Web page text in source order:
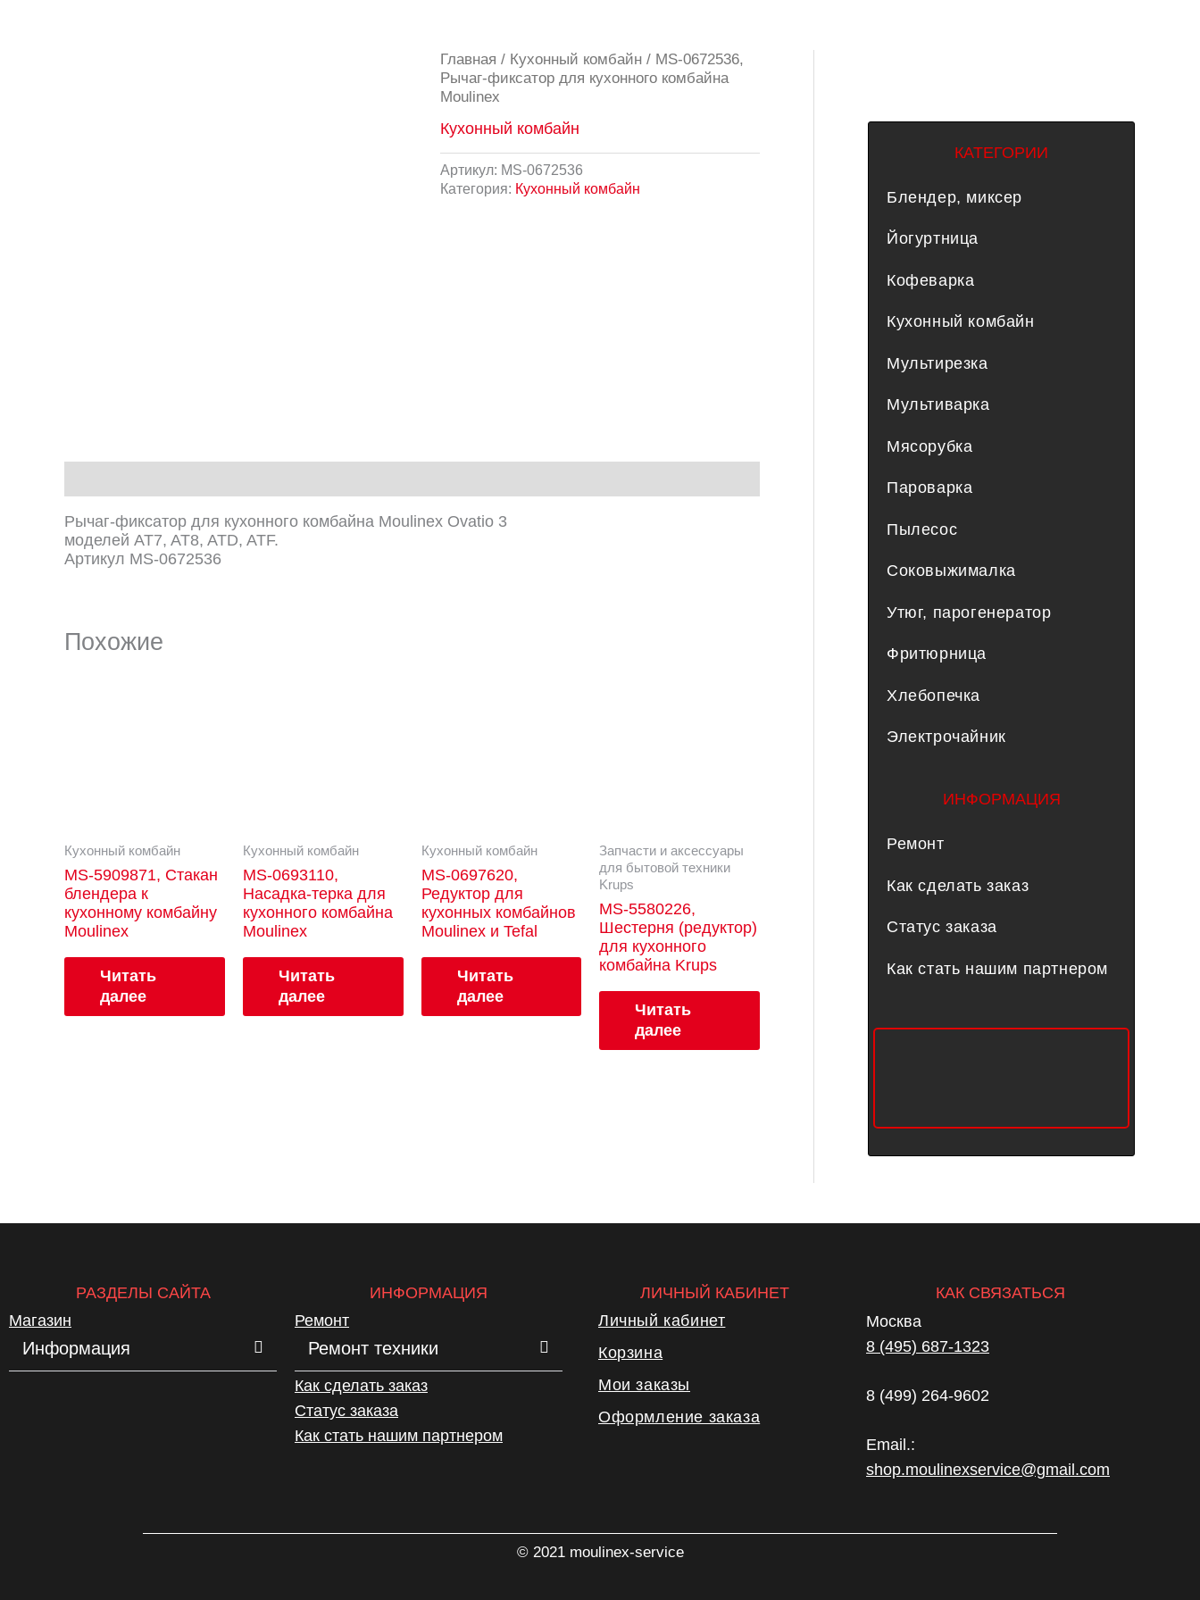
Главная / Кухонный комбайн/ MS-0672536,
Рычаг-фиксатор для кухонного комбайна
Moulinex
Кухонный комбайн
Артикул: MS-0672536
Категория: Кухонный комбайн
Рычаг-фиксатор для кухонного комбайна Moulinex Ovatio 3
моделей AT7, AT8, ATD, ATF.
Артикул MS-0672536
Похожие
Кухонный комбайн
MS-5909871, Стакан
блендера к
кухонному комбайну
Moulinex
Читать
далее
Кухонный комбайн
MS-0693110,
Насадка-терка для
кухонного комбайна
Moulinex
Читать
далее
Кухонный комбайн
MS-0697620,
Редуктор для
кухонных комбайнов
Moulinex и Tefal
Читать
далее
Запчасти и аксессуары
для бытовой техники
Krups
MS-5580226,
Шестерня (редуктор)
для кухонного
комбайна Krups
Читать
далее
КАТЕГОРИИ
Блендер, миксер
Йогуртница
Кофеварка
Кухонный комбайн
Мультирезка
Мультиварка
Мясорубка
Пароварка
Пылесос
Соковыжималка
Утюг, парогенератор
Фритюрница
Хлебопечка
Электрочайник
ИНФОРМАЦИЯ
Ремонт
Как сделать заказ
Статус заказа
Как стать нашим партнером
РАЗДЕЛЫ САЙТА
Магазин
Информация
ИНФОРМАЦИЯ
Ремонт
Ремонт техники
Как сделать заказ
Статус заказа
Как стать нашим партнером
ЛИЧНЫЙ КАБИНЕТ
Личный кабинет
Корзина
Мои заказы
Оформление заказа
КАК СВЯЗАТЬСЯ
Москва
8 (495) 687-1323
8 (499) 264-9602
Email.:
shop.moulinexservice@gmail.com
© 2021 moulinex-service